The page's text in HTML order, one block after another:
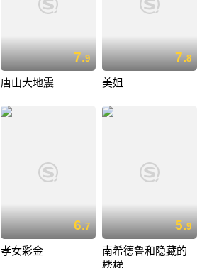
7.9
唐山大地震
7.8
美姐
6.7
孝女彩金
5.9
南希德鲁和隐藏的